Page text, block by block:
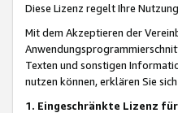
Diese Lizenz regelt Ihre
Mit dem Akzeptieren der
Texten und sonstigen
nutzen können, erklären Sie
1. Eingeschränkte Lizenz